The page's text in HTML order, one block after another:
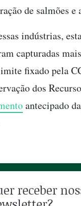
de salmões e
indústrias,
capturadas
fixado pela
dos
antecipado
receber